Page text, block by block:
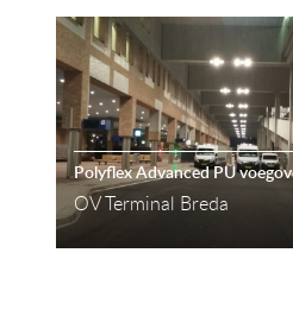
OV Terminal Breda